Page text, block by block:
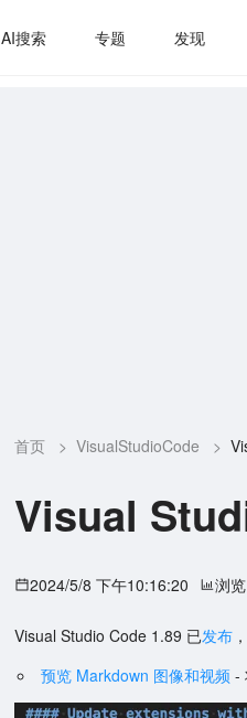
AI搜索 专题 发现
首页 > VisualStudioCode >
Visual
2024/5/8 下午10:16:20 浏
Visual Studio Code 1.89 已发布
预览 Markdown 图像和视频 -